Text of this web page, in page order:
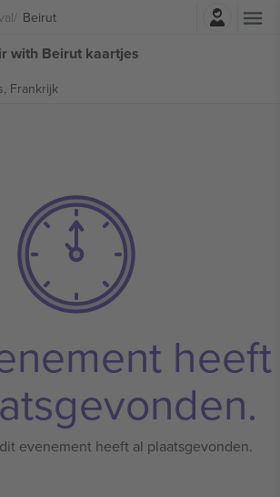
Beirut
with Beirut kaartjes
Frankrijk
heeft
evenement heeft al plaatsgevonden.